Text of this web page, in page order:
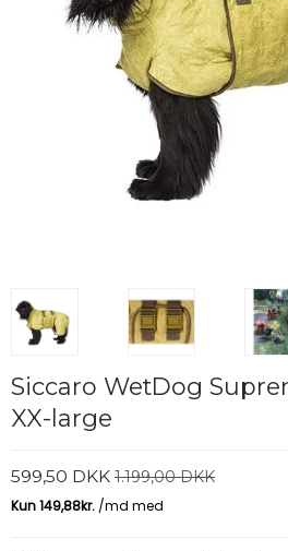
Siccaro WetDog
XX-large
599,50 DKK 1.199,00 DKK